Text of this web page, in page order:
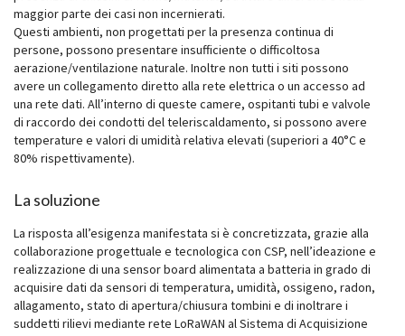
maggior parte dei casi non incernierati.
Questi ambienti, non progettati per la presenza continua di
persone, possono presentare insufficiente o difficoltosa
aerazione/ventilazione naturale. Inoltre non tutti i siti possono
avere un collegamento diretto alla rete elettrica o un accesso ad
una rete dati. All’interno di queste camere, ospitanti tubi e valvole
di raccordo dei condotti del teleriscaldamento, si possono avere
temperature e valori di umidità relativa elevati (superiori a 40°C e
80% rispettivamente).
La soluzione
La risposta all’esigenza manifestata si è concretizzata, grazie alla
collaborazione progettuale e tecnologica con CSP, nell’ideazione e
realizzazione di una sensor board alimentata a batteria in grado di
acquisire dati da sensori di temperatura, umidità, ossigeno, radon,
allagamento, stato di apertura/chiusura tombini e di inoltrare i
suddetti rilievi mediante rete LoRaWAN al Sistema di Acquisizione